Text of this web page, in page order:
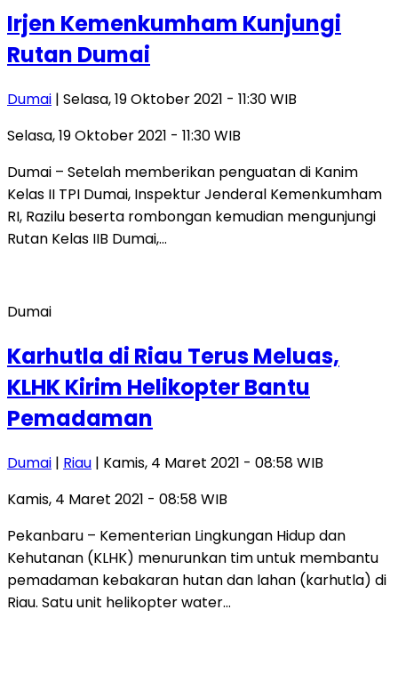
Irjen Kemenkumham Kunjungi
Rutan Dumai
Dumai | Selasa, 19 Oktober 2021 - 11:30 WIB
Selasa, 19 Oktober 2021 - 11:30 WIB
Dumai – Setelah memberikan penguatan di Kanim
Kelas II TPI Dumai, Inspektur Jenderal Kemenkumham
RI, Razilu beserta rombongan kemudian mengunjungi
Rutan Kelas IIB Dumai,…
Dumai
Karhutla di Riau Terus Meluas,
KLHK Kirim Helikopter Bantu
Pemadaman
Dumai | Riau | Kamis, 4 Maret 2021 - 08:58 WIB
Kamis, 4 Maret 2021 - 08:58 WIB
Pekanbaru – Kementerian Lingkungan Hidup dan
Kehutanan (KLHK) menurunkan tim untuk membantu
pemadaman kebakaran hutan dan lahan (karhutla) di
Riau. Satu unit helikopter water…